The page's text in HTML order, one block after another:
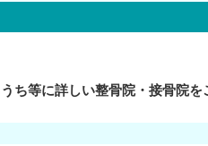
ち等に詳しい整骨院・接骨院を